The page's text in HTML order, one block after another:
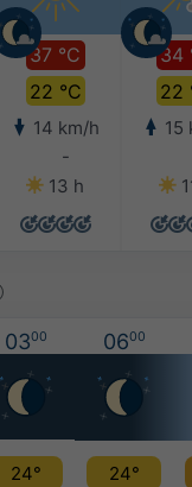
37 °C
22 °C
14 km/h
-
13 h
34
22
15
0300 0600
24° 24°